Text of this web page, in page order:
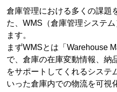
倉庫管理における多くの課題
た、WMS（倉庫管理システ
ます。
まずWMSとは「Warehouse
で、倉庫の在庫変動情報、納
をサポートしてくれるシステ
いった倉庫内での物流を可視